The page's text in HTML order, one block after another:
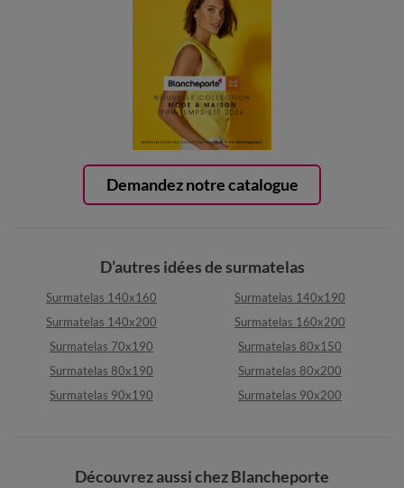
Demandez notre catalogue
D’autres idées de surmatelas
Surmatelas 140x160
Surmatelas 140x190
Surmatelas 140x200
Surmatelas 160x200
Surmatelas 70x190
Surmatelas 80x150
Surmatelas 80x190
Surmatelas 80x200
Surmatelas 90x190
Surmatelas 90x200
Découvrez aussi chez Blancheporte